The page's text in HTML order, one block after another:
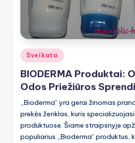
Posted
in
Sveikata
BIODERMA Produktai:
Odos Priežiūros
„Bioderma“ yra gerai žinomas
prekės ženklas, kuris
produktuose. Šiame straipsnyje
populiarius „Bioderma“ produktus,